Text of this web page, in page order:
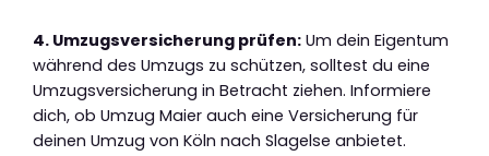
4. Umzugsversicherung prüfen: Um dein Eigentum
während des Umzugs zu schützen, solltest du eine
Umzugsversicherung in Betracht ziehen. Informiere
dich, ob Umzug Maier auch eine Versicherung für
deinen Umzug von Köln nach Slagelse anbietet.